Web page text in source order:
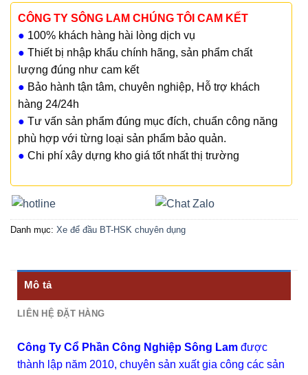
5.00trên 5
dựa trên
1
đánh giá
CÔNG TY SÔNG LAM CHÚNG TÔI CAM KẾT
● 100% khách hàng hài lòng dịch vụ
● Thiết bị nhập khẩu chính hãng, sản phẩm chất
lượng đúng như cam kết
● Bảo hành tận tâm, chuyên nghiệp, Hỗ trợ khách
hàng 24/24h
● Tư vấn sản phẩm đúng mục đích, chuẩn công năng
phù hợp với từng loại sản phẩm bảo quản.
● Chi phí xây dựng kho giá tốt nhất thị trường
Danh mục: Xe để đầu BT-HSK chuyên dụng
Mô tả
LIÊN HỆ ĐẶT HÀNG
Công Ty Cổ Phần Công Nghiệp Sông Lam được
thành lập năm 2010, chuyên sản xuất gia công các sản